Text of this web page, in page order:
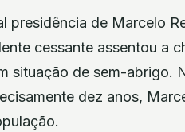
presidência de Marcelo
cessante assentou a
situação de sem-abrigo.
dez anos,